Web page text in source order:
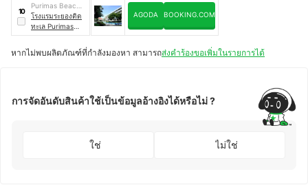
Restaurant
10
Purimas Beach
Hotel
โรงแรมระยองติด
ทะเล Purimas
Beach Hotel
AGODA BOOKING.COM
หากไม่พบผลิตภัณฑ์ที่กำลังมองหา สามารถส่งคำร้องขอเพิ่มในรายการได้
การจัดอันดับสินค้าใช้เป็นข้อมูลอ้างอิงได้หรือไม่ ?
ใช่ ไม่ใช่